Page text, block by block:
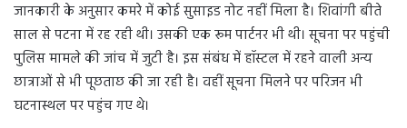
जानकारी के अनुसार कमरे में कोई सुसाइड नोट नहीं मिला है। शिवांगी बीते
साल से पटना में रह रही थी। उसकी एक रूम पार्टनर भी थी। सूचना पर पहुंची
पुलिस मामले की जांच में जुटी है। इस संबंध में हॉस्टल में रहने वाली अन्य
छात्राओं से भी पूछताछ की जा रही है। वहीं सूचना मिलने पर परिजन भी
घटनास्थल पर पहुंच गए थे।